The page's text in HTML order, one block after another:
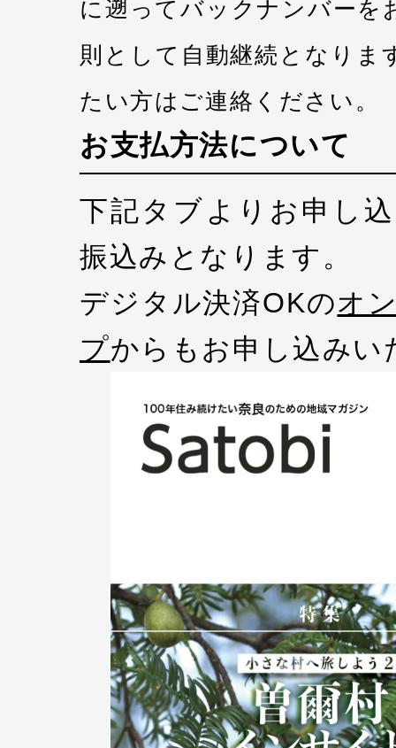
に遡ってバックナンバーを
則として自動継続となりま
たい方はご連絡ください。
お支払方法について
下記タブよりお申し
振込みとなります。
デジタル決済OKのオ
プからもお申し込みい